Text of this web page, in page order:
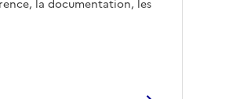
la documentation, les